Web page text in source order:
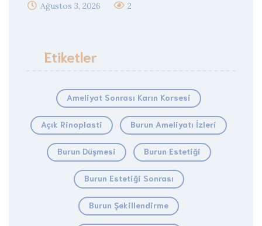
Ağustos 3, 2026 2
Etiketler
Ameliyat Sonrası Karın Korsesi
Açık Rinoplasti Burun Ameliyatı İzleri
Burun Düşmesi Burun Estetiği
Burun Estetiği Sonrası
Burun Şekillendirme